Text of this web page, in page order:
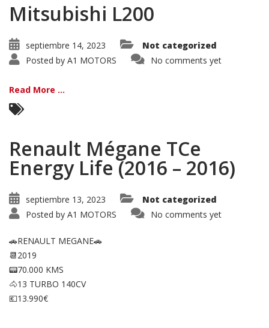
Mitsubishi L200
septiembre 14, 2023
Not categorized
Posted by A1 MOTORS No comments yet
Read More ...
Renault Mégane TCe
Energy Life (2016 – 2016)
septiembre 13, 2023
Not categorized
Posted by A1 MOTORS No comments yet
🚗RENAULT MEGANE🚗
📆2019
📟70.000 KMS
🐴13 TURBO 140CV
💶13.990€